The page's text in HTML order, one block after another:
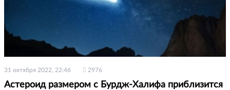
31 октября 2022, 22:46 2976
Астероид размером с Бурдж-Халифа приблизится